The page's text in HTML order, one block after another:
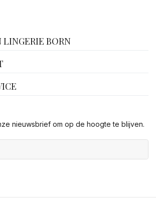
LINGERIE BORN
nieuwsbrief om op de hoogte te blijven.